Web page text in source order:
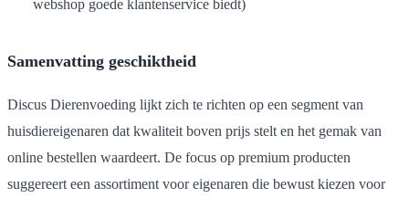
webshop goede klantenservice biedt)
Samenvatting geschiktheid
Discus Dierenvoeding lijkt zich te richten op een segment van
huisdiereigenaren dat kwaliteit boven prijs stelt en het gemak van
online bestellen waardeert. De focus op premium producten
suggereert een assortiment voor eigenaren die bewust kiezen voor